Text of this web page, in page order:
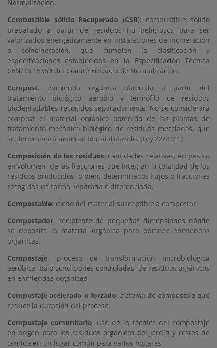
Normalización.
Combustible sólido Recuperado (CSR): combustible sólido
preparado a partir de residuos no peligrosos para ser
valorizados energéticamente en instalaciones de incineración
o coincineración, que cumplen la clasificación y
especificaciones establecidas en la Especificación Técnica
CEN/TS 15359 del Comité Europeo de Normalización.
Compost: enmienda orgánica obtenida a partir del
tratamiento biológico aerobio y termófilo de residuos
biodegradables recogidos separadamente. No se considerará
compost el material orgánico obtenido de las plantas de
tratamiento mecánico biológico de residuos mezclados, que
se denominará material bioestabilizado. (Ley 22/2011)
Composición de los residuos: cantidades relativas, en peso o
en volumen, de las fracciones que integran la totalidad de los
residuos producidos, o bien, determinados flujos o fracciones
recogidas de forma separada o diferenciada.
Compostable: dicho del material susceptible a compostar.
Compostador: recipiente de pequeñas dimensiones dónde
se deposita la materia orgánica para obtener enmiendas
orgánicas.
Compostaje: proceso de transformación microbiológica
aeróbica, bajo condiciones controladas, de residuos orgánicos
en enmiendas orgánicas
Compostaje acelerado o forzado: sistema de compostaje que
reduce la duración del proceso.
Compostaje comunitario: uso de la técnica del compostaje
en origen para los residuos orgánicos del jardín y restos de
comida en un lugar común para varios hogares.